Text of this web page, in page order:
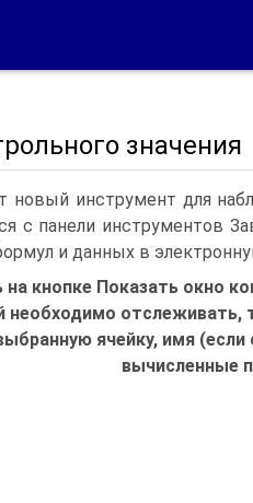
значения
новый инструмент для
с панели инструментов
и данных в
кнопке Показать окно
необходимо отслеживать,
ячейку, имя (если
вычисленные